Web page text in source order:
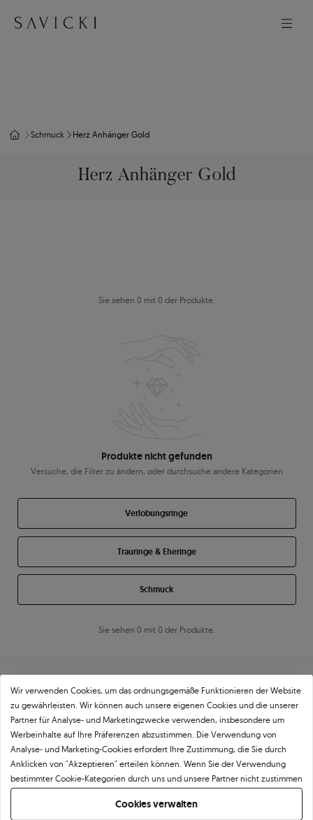
Schmuck Herz Anhänger Gold
Herz Anhänger Gold
Sie sehen 0 mit 0 der Produkte.
Produkte nicht gefunden
Versuche, die Filter zu ändern, oder durchsuche andere Kategorien
Verlobungsringe
Trauringe & Eheringe
Schmuck
Sie sehen 0 mit 0 der Produkte.
Über11 4845★-Bewertungen in ganz
Europa
GEPRÜFTE BEWERTUNGEN UNSERER KUNDEN
Wir verwenden Cookies, um das ordnungsgemäße Funktionieren der Website
zu gewährleisten. Wir können auch unsere eigenen Cookies und die unserer
Partner für Analyse- und Marketingzwecke verwenden, insbesondere um
Werbeinhalte auf Ihre Präferenzen abzustimmen. Die Verwendung von
Analyse- und Marketing-Cookies erfordert Ihre Zustimmung, die Sie durch
Anklicken von "Akzeptieren" erteilen können. Wenn Sie der Verwendung
bestimmter Cookie-Kategorien durch uns und unsere Partner nicht zustimmen
möchten, klicken Sie auf "Lassen Sie mich wählen" und bestimmen Sie Ihre
Präferenzen. Sie können Ihre Zustimmung jederzeit widerrufen, indem Sie
Cookies verwalten